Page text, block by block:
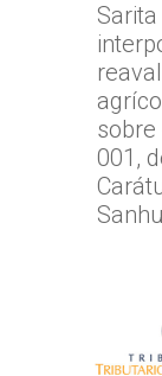
sobre
001,